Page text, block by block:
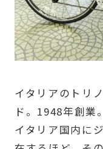
イタリアのトリ
ド。1948年創業。
イタリア国内に